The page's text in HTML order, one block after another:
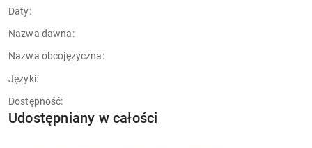
Daty:
Nazwa dawna:
Nazwa obcojęzyczna:
Języki:
Dostępność:
Udostępniany w całości